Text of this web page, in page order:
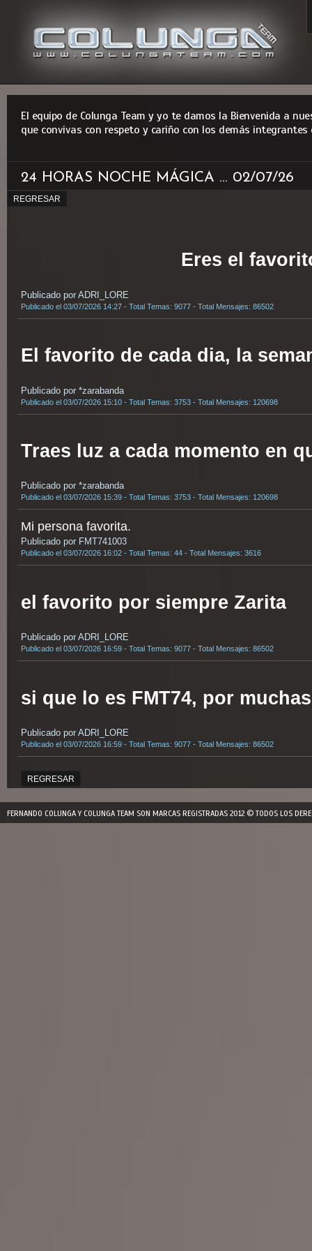
El equipo de Colunga Team y yo te damos la Bienvenida a
que convivas con respeto y cariño con los demás integrantes
24 HORAS NOCHE MÁGICA ... 02/07/26
REGRESAR
Eres el
Publicado por ADRI_LORE
Publicado el 03/07/2026 14:27 - Total Temas: 9077 - Total Mensajes: 86502
El favorito de cada dia, la
Publicado por *zarabanda
Publicado el 03/07/2026 15:10 - Total Temas: 3753 - Total Mensajes: 120698
Traes luz a cada momento en
Publicado por *zarabanda
Publicado el 03/07/2026 15:39 - Total Temas: 3753 - Total Mensajes: 120698
Mi persona favorita.
Publicado por FMT741003
Publicado el 03/07/2026 16:02 - Total Temas: 44 - Total Mensajes: 3616
el favorito por siempre Zarita
Publicado por ADRI_LORE
Publicado el 03/07/2026 16:59 - Total Temas: 9077 - Total Mensajes: 86502
si que lo es FMT74, por
Publicado por ADRI_LORE
Publicado el 03/07/2026 16:59 - Total Temas: 9077 - Total Mensajes: 86502
REGRESAR
FERNANDO COLUNGA Y COLUNGA TEAM SON MARCAS REGISTRADAS 2012 © TODOS LOS